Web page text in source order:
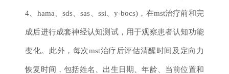
4、hama、sds、sas、ssi、y-bocs)，在mst治疗前和完
成后进行成套神经认知测试，用于观察患者认知功能
变化。此外，每次mst治疗后评估清醒时间及定向力
恢复时间，包括姓名、出生日期、年龄、当前位置和